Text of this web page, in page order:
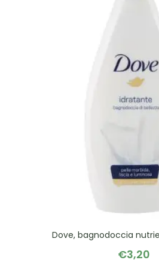
Dove, bagnodoccia
€3,20